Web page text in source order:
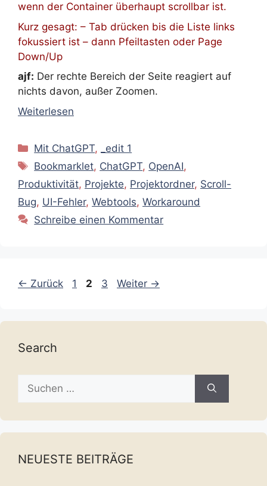
wenn der Container überhaupt scrollbar ist.
Kurz gesagt: – Tab drücken bis die Liste links
fokussiert ist – dann Pfeiltasten oder Page
Down/Up
ajf: Der rechte Bereich der Seite reagiert auf
nichts davon, außer Zoomen.
Weiterlesen
Kategorien
Mit ChatGPT,
_edit 1
Schlagwörter
Bookmarklet, ChatGPT, OpenAI,
Produktivität, Projekte, Projektordner, Scroll-
Bug, UI-Fehler, Webtools, Workaround
Schreibe einen Kommentar
← Zurück Seite
1 Seite
2 Seite
3 Weiter →
Search
nach:
NEUESTE BEITRÄGE